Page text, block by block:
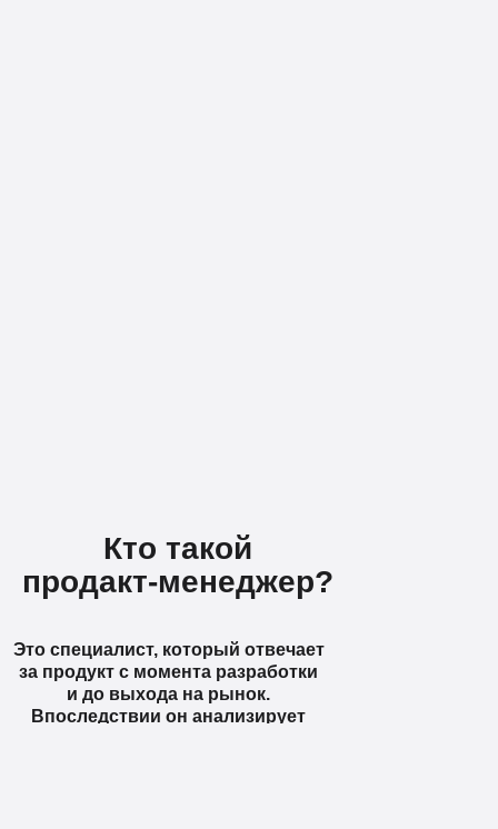
Кто такой
продакт-менеджер?
Это специалист, который отвечает
за продукт с момента разработки
и до выхода на рынок.
Впоследствии он анализирует